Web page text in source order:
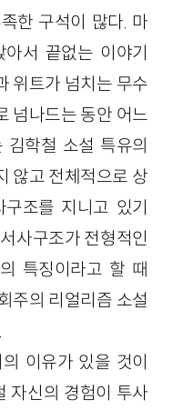
한 구석이 많다. 마
서 끝없는 이야기
위트가 넘치는 무수
넘나드는 동안 어느
학철 소설 특유의
않고 전체적으로 상
조를 지니고 있기
사구조가 전형적인
특징이라고 할 때
주의 리얼리즘 소설
이유가 있을 것이
자신의 경험이 투사